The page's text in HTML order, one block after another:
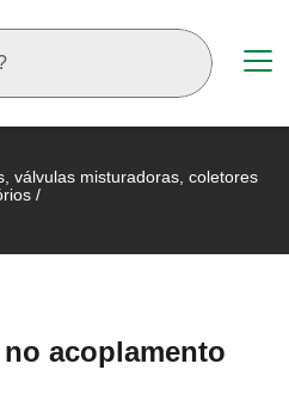
válvulas misturadoras, coletores
/
acoplamento